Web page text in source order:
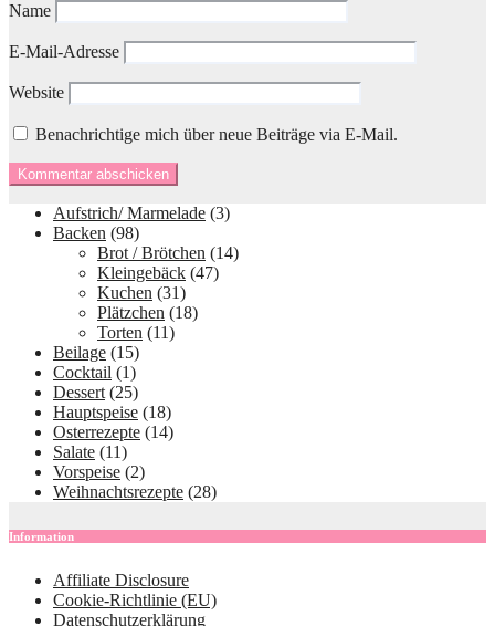
Name
E-Mail-Adresse
Website
Benachrichtige mich über neue Beiträge via E-Mail.
Aufstrich/ Marmelade (3)
Backen (98)
Brot / Brötchen (14)
Kleingebäck (47)
Kuchen (31)
Plätzchen (18)
Torten (11)
Beilage (15)
Cocktail (1)
Dessert (25)
Hauptspeise (18)
Osterrezepte (14)
Salate (11)
Vorspeise (2)
Weihnachtsrezepte (28)
Information
Affiliate Disclosure
Cookie-Richtlinie (EU)
Datenschutzerklärung